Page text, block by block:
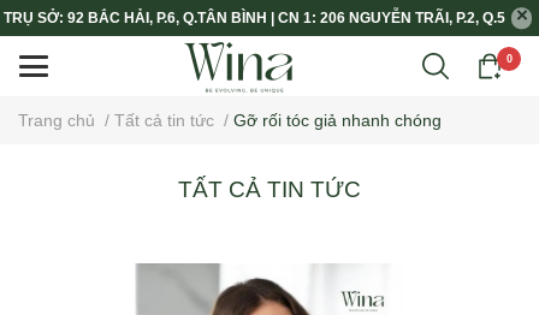
TRỤ SỞ: 92 BẮC HẢI, P.6, Q.TÂN BÌNH | CN 1: 206 NGUYỄN TRÃI, P.2, Q.5
0
Trang chủ / Tất cả tin tức / Gỡ rối tóc giả nhanh chóng
TẤT CẢ TIN TỨC